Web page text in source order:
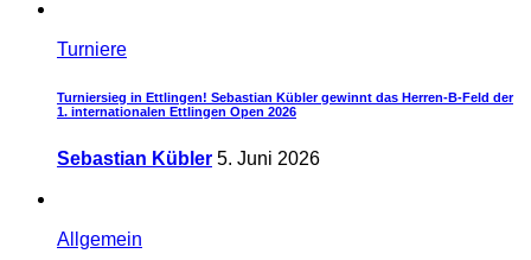
Turniere
Turniersieg in Ettlingen! Sebastian Kübler gewinnt das Herren-B-Feld der
1. internationalen Ettlingen Open 2026
Sebastian Kübler 5. Juni 2026
Allgemein